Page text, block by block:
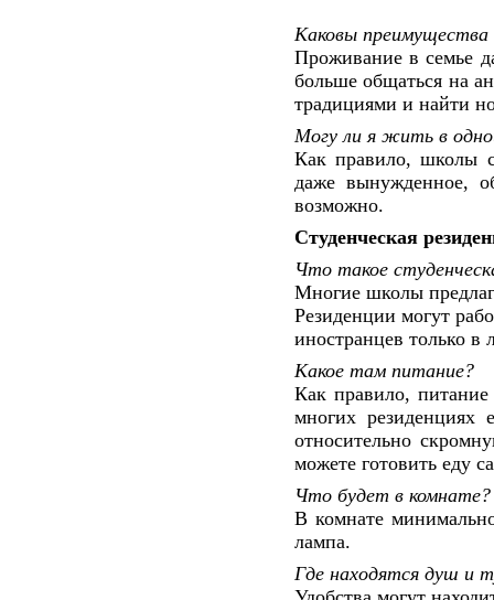
Каковы преимущества
Проживание в семье
больше общаться на
традициями и найти
Могу ли я жить в
Как правило, школы
даже вынужденное,
возможно.
Студенческая
Что такое
Многие школы
Резиденции могут
иностранцев только в
Какое там питание?
Как правило,
многих резиденциях
относительно
можете готовить еду
Что будет в комнате?
В комнате
лампа.
Где находятся душ и